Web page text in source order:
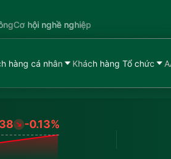
Cơ hội nghề nghiệp
hàng cá nhân Khách hàng Tổ chức
-0.13%